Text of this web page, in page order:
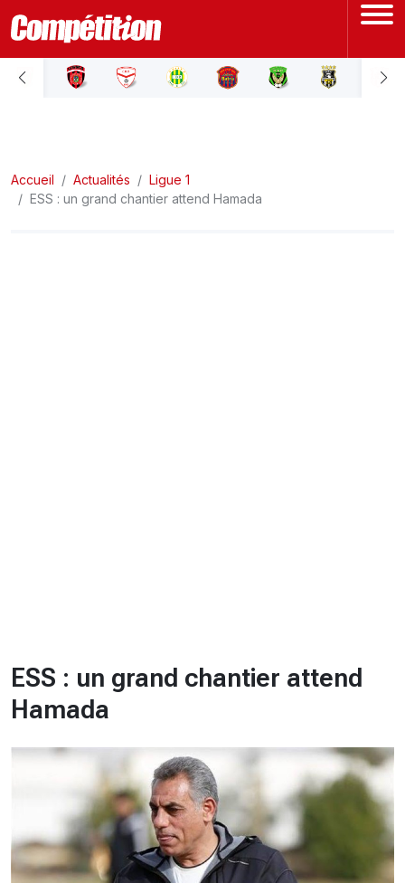
ACCUEIL
LIGUE 2
Accueil Actualités
Ligue 1
ESS : un grand chantier attend Hamada
ESS : un grand chantier attend
Hamada